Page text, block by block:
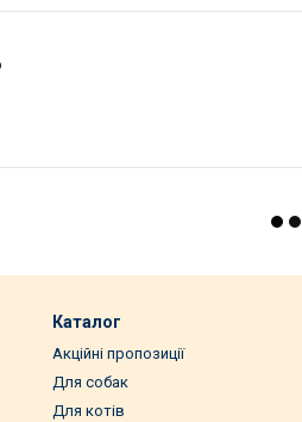
Каталог
Акційні пропозиції
Для собак
Для котів